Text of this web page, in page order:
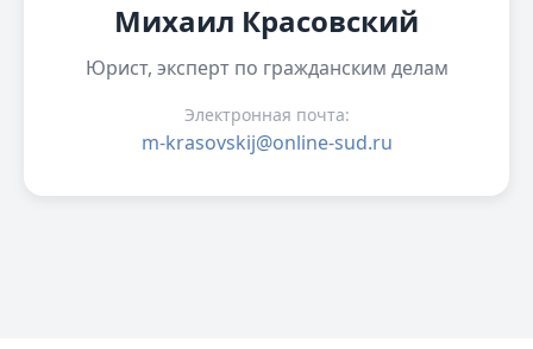
Михаил Красовский
Юрист, эксперт по гражданским делам
Электронная почта:
m-krasovskij@online-sud.ru